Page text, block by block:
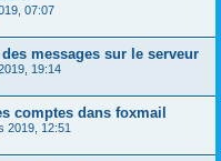
07:07
messages sur le serveur
19:14
comptes dans foxmail
2019, 12:51